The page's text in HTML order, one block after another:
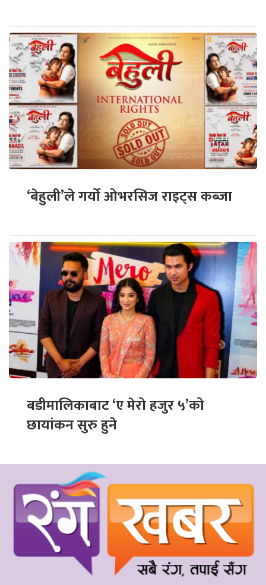
‘बेहुली’ले गर्यो ओभरसिज राइट्स कब्जा
बडीमालिकाबाट ‘ए मेरो हजुर ५’को
छायांकन सुरु हुने